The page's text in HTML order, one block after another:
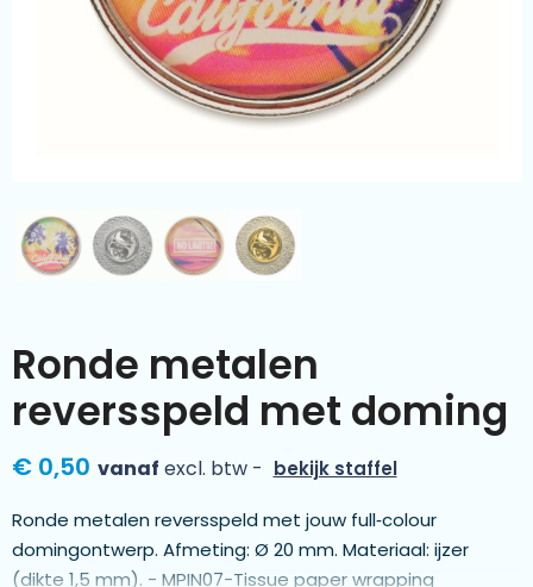
Kleding & textiel
Duurzamere geschenken
Meer categorieën
Zomer
Sinterklaas
Wijn
Ronde metalen
reversspeld met doming
€ 0,50 vanaf excl. btw - bekijk staffel
Ronde metalen reversspeld met jouw full‑colour
domingontwerp. Afmeting: Ø 20 mm. Materiaal: ijzer
(dikte 1,5 mm). - MPIN07-Tissue paper wrapping